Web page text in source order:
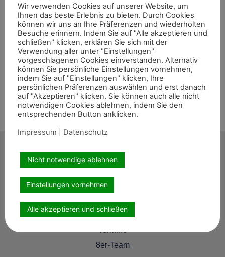
Jona Jolie Schwamborn
triumphiert: Zwei Siege und
zahlreiche Platzierungen
Samorin/SVK Höchst zufrieden kann die rheinische
Springreiterin Jona Jolie Schwamborn mit ihren
Turnierstarts in Samorin sein, denn sie beendete das
Wochenende mit zwei Siegen und einigen weiteren
tollen Platzierungen. Zunächst […]
Start
News
Themen
8er-Team
Wir verwenden Cookies auf unserer Website, um
Ihnen das beste Erlebnis zu bieten. Durch Cookies
können wir uns an Ihre Präferenzen und wiederholten
Besuche erinnern. Indem Sie auf "Alle akzeptieren und
schließen" klicken, erklären Sie sich mit der
Verwendung aller unter "Einstellungen"
vorgeschlagenen Cookies einverstanden. Alternativ
können Sie persönliche Einstellungen vornehmen,
indem Sie auf "Einstellungen" klicken, Ihre
persönlichen Präferenzen auswählen und erst danach
auf "Akzeptieren" klicken. Sie können auch alle nicht
notwendigen Cookies ablehnen, indem Sie den
entsprechenden Button anklicken.
Impressum
Datenschutz
Nicht notwendige ablehnen
Einstellungen vornehmen
Alle akzeptieren und schließen